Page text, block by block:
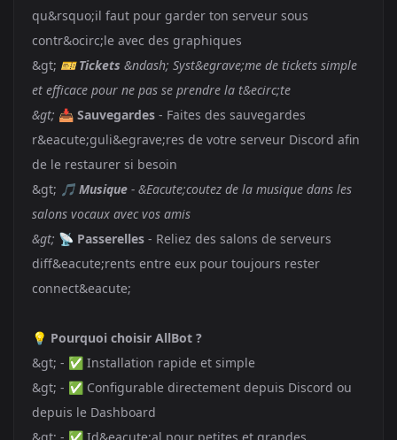
qu&rsquo;il faut pour garder ton serveur sous
contr&ocirc;le avec des graphiques
&gt; 🎫Tickets &ndash; Syst&egrave;me de tickets simple
et efficace pour ne pas se prendre la t&ecirc;te
&gt; 📥 Sauvegardes - Faites des sauvegardes
r&eacute;guli&egrave;res de votre serveur Discord afin
de le restaurer si besoin
&gt; 🎵 Musique - &Eacute;coutez de la musique dans les
salons vocaux avec vos amis
&gt; 📡 Passerelles - Reliez des salons de serveurs
diff&eacute;rents entre eux pour toujours rester
connect&eacute;
💡 Pourquoi choisir AllBot ?
&gt; - ✅ Installation rapide et simple
&gt; - ✅ Configurable directement depuis Discord ou
depuis le Dashboard